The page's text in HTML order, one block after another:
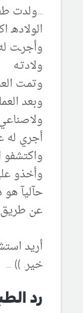
...ولدت
ولادتـه
وتمـت
وبعد
أجري له
واكتشفو
وأخذو
حآليآ
عن
أريد
خير. )) ...
رد